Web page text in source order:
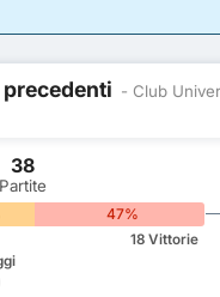
- Club
38
Partite
47%
18 Vittorie